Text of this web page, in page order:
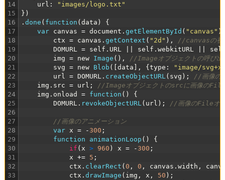
14
15
16
17
18
19
20
21
22
23
24
25
26
27
28
29
30
31
32
33
url :
"images/logo.txt"
} )
. done ( function ( data )
{
var
canvas = document . getElementById ( "canvas" )
ctx = canvas . getContext ( "2d" ) ,
//canvasの初
DOMURL = self . URL self . webkitURL
img = new Image ( ) ,
//Imageオブジェクトの呼び出
svg = new Blob ( data , { type :
"image/
url = DOMURL. createObjectURL( svg ) ;
//画像の
img . src = url ;
//Imageオブジェクトのsrcに画像のFile
img . onload = function ( )
{
DOMURL. revokeObjectURL( url ) ; //画像のFileオブ
//画像のアニメーション
var x = - 300 ;
function
animationLoop ( )
{
if ( x > 960 ) x = - 300 ;
x += 5 ;
ctx . clearRect ( 0 , 0 , canvas . width ,
ctx . drawImage ( img , x , 50 ) ;